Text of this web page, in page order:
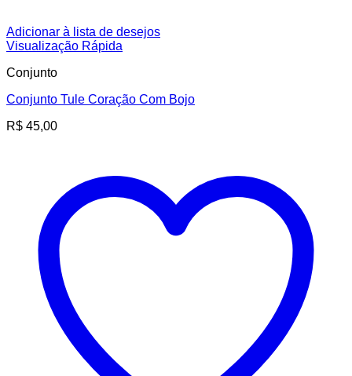
Adicionar à lista de desejos
Visualização Rápida
Conjunto
Conjunto Tule Coração Com Bojo
R$ 45,00